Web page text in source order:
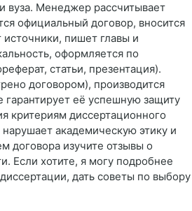
вуза. Менеджер рассчитывает
официальный договор, вносится
источники, пишет главы и
оформляется по
статьи, презентация).
договором), производится
гарантирует её успешную защиту
критериям диссертационного
академическую этику и
договора изучите отзывы о
Если хотите, я могу подробнее
дать советы по выбору